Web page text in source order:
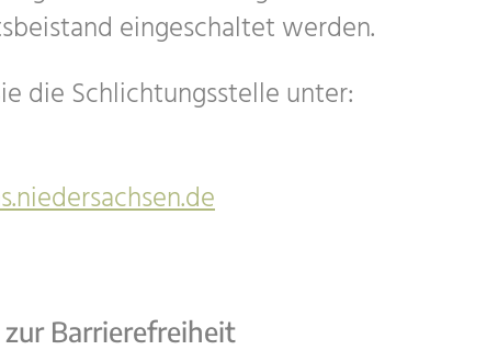
eingeschaltet werden.
die Schlichtungsstelle unter:
Barrierefreiheit